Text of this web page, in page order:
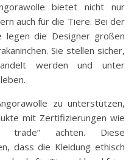
bietet nicht nur
auch für die Tiere. Bei der
legen die Designer großen
Sie stellen sicher,
werden und unter
zu unterstützen,
mit Zertifizierungen wie
trade” achten. Diese
dass die Kleidung ethisch